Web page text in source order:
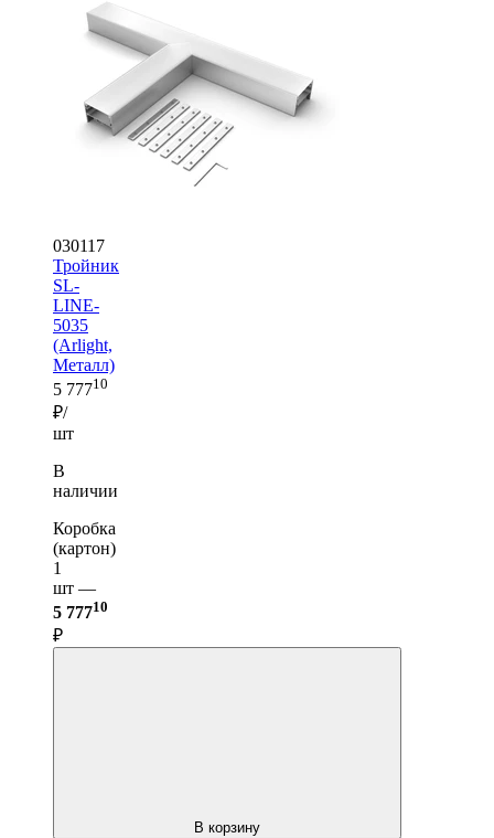
030117
Тройник
SL-
LINE-
5035
(Arlight,
Металл)
5 77710
₽/
шт
В
наличии
Коробка
(картон)
1
шт —
5 77710
₽
В корзину